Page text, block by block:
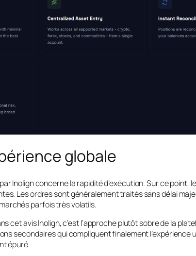
globale
Inolign concerne la rapidité d’exécution. Sur ce point,
Les ordres sont généralement traités sans délai
parfois très volatils.
cet avis Inolign, c’est l’approche plutôt sobre de la
secondaires qui compliquent finalement l’expérience
épuré.